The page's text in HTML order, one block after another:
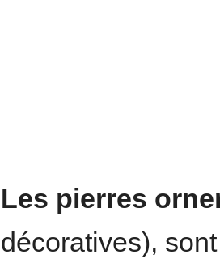
Les pierres
décoratives),